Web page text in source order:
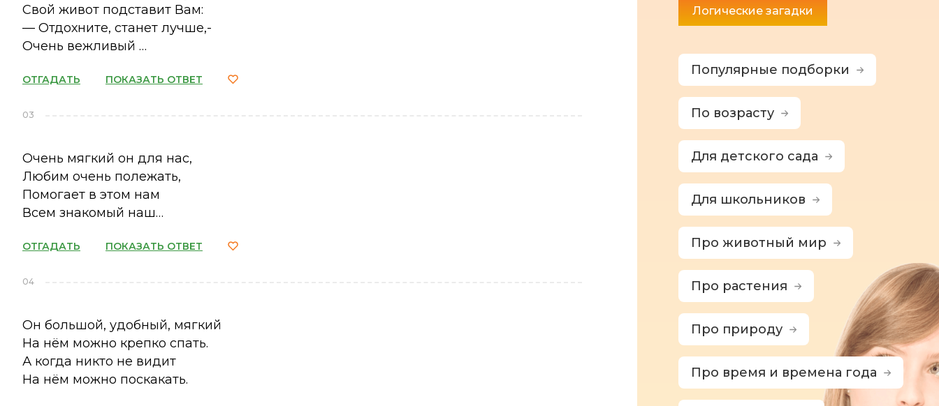
Свой живот подставит Вам:
— Отдохните, станет лучше,-
Очень вежливый …
ОТГАДАТЬ ПОКАЗАТЬ ОТВЕТ
03
Очень мягкий он для нас,
Любим очень полежать,
Помогает в этом нам
Всем знакомый наш…
ОТГАДАТЬ ПОКАЗАТЬ ОТВЕТ
04
Он большой, удобный, мягкий
На нём можно крепко спать.
А когда никто не видит
На нём можно поскакать.
Логические загадки
Популярные подборки
По возрасту
Для детского сада
Для школьников
Про животный мир
Про растения
Про природу
Про время и времена года